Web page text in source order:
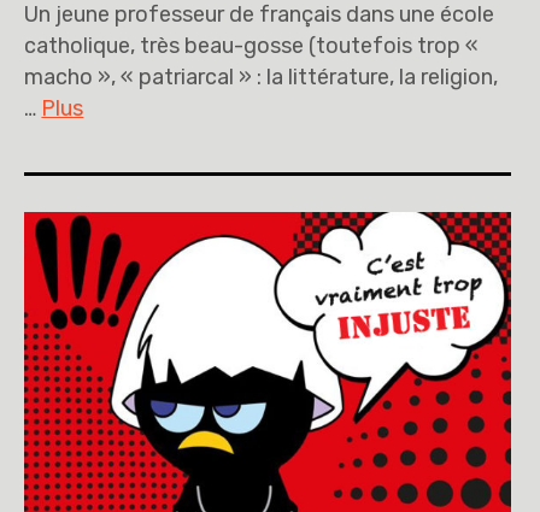
Un jeune professeur de français dans une école
catholique, très beau-gosse (toutefois trop «
macho », « patriarcal » : la littérature, la religion,
… Plus